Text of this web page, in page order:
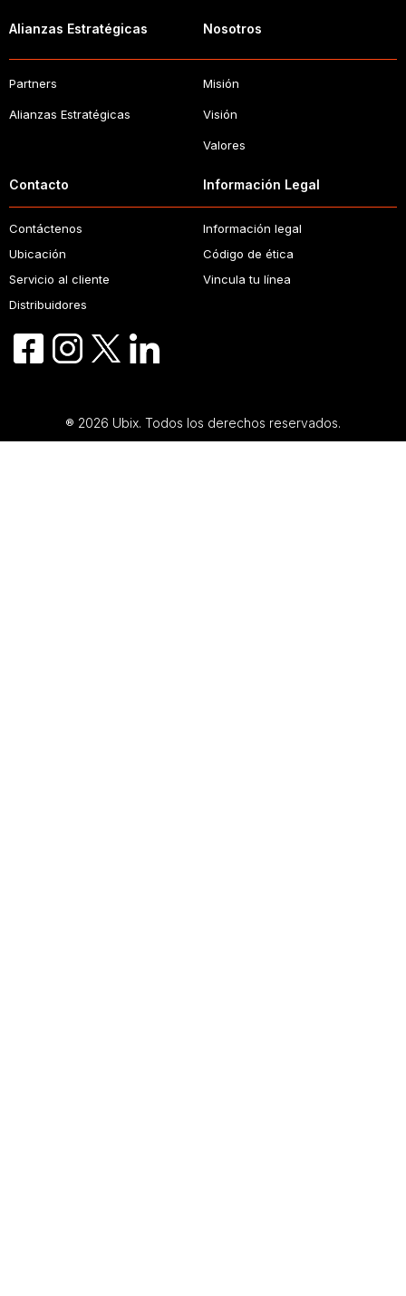
Alianzas Estratégicas
Partners
Alianzas Estratégicas
Nosotros
Misión
Visión
Valores
Contacto
Contáctenos
Ubicación
Servicio al cliente
Distribuidores
Información Legal
Información legal
Código de ética
Vincula tu línea
® 2026 Ubix. Todos los derechos reservados.